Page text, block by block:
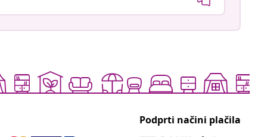
Podprti načini plačila